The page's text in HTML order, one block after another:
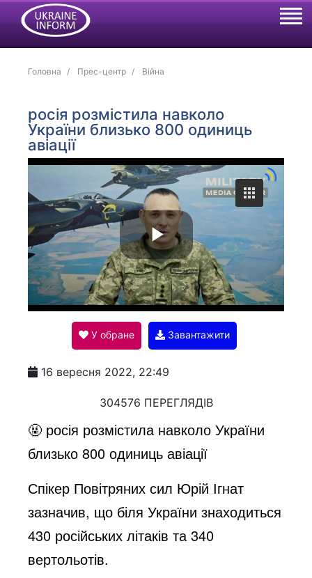
Головна Прес-центр Війна
росія розмістила навколо
України близько 800 одиниць
авіації
P
l
a
y
V
i
d
У обране Завантажити
16 вересня 2022, 22:49
304576 ПЕРЕГЛЯДІВ
🤬 росія розмістила навколо України
близько 800 одиниць авіації
Спікер Повітряних сил Юрій Ігнат
зазначив, що біля України знаходиться
430 російських літаків та 340
вертольотів.